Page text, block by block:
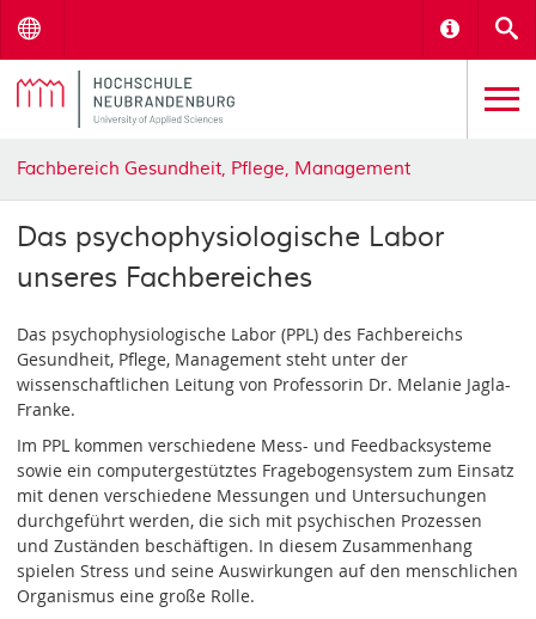
Fachbereich Gesundheit, Pflege, Management
Das psychophysiologische Labor
unseres Fachbereiches
Das psychophysiologische Labor (PPL) des Fachbereichs
Gesundheit, Pflege, Management steht unter der
wissenschaftlichen Leitung von Professorin Dr. Melanie Jagla-
Franke.
Im PPL kommen verschiedene Mess- und Feedbacksysteme
sowie ein computergestütztes Fragebogensystem zum Einsatz
mit denen verschiedene Messungen und Untersuchungen
durchgeführt werden, die sich mit psychischen Prozessen
und Zuständen beschäftigen. In diesem Zusammenhang
spielen Stress und seine Auswirkungen auf den menschlichen
Organismus eine große Rolle.